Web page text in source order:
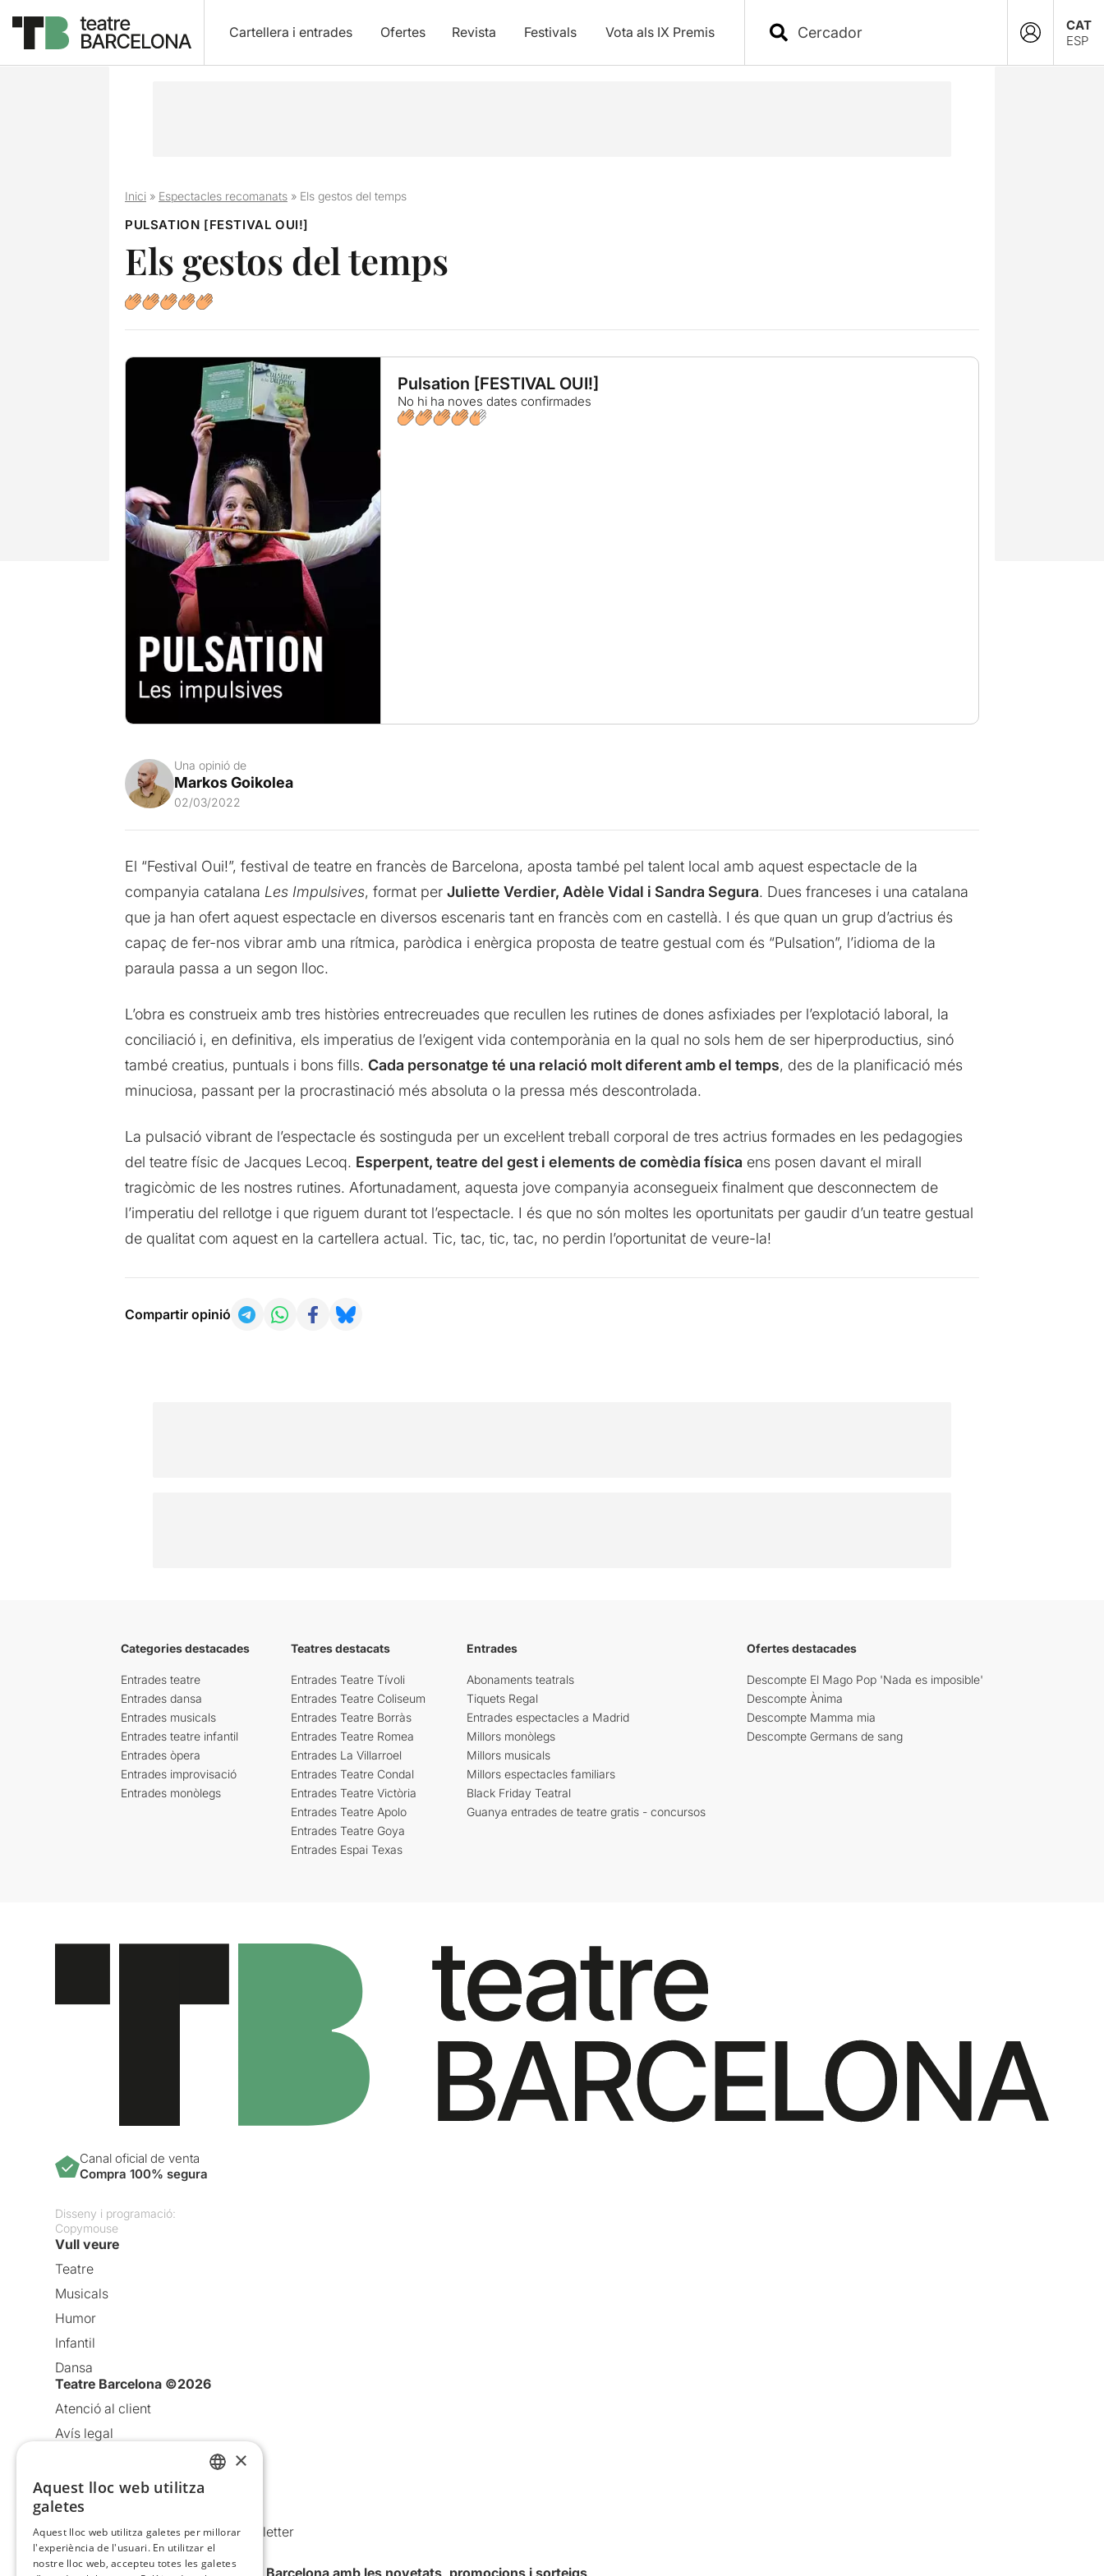
Cartellera i entrades Ofertes Revista Festivals Vota als IX Premis
CAT
ESP
Inici» Espectacles recomanats» Els gestos del temps
PULSATION [FESTIVAL OUI!]
Els gestos del temps
Pulsation [FESTIVAL OUI!]
No hi ha noves dates confirmades
Una opinió de
Markos Goikolea
02/03/2022
El “Festival Oui!”, festival de teatre en francès de Barcelona, aposta també pel talent local amb aquest espectacle de la
companyia catalana Les Impulsives, format per Juliette Verdier, Adèle Vidal i Sandra Segura. Dues franceses i una catalana
que ja han ofert aquest espectacle en diversos escenaris tant en francès com en castellà. I és que quan un grup d’actrius és
capaç de fer-nos vibrar amb una rítmica, paròdica i enèrgica proposta de teatre gestual com és “Pulsation”, l’idioma de la
paraula passa a un segon lloc.
L’obra es construeix amb tres històries entrecreuades que recullen les rutines de dones asfixiades per l’explotació laboral, la
conciliació i, en definitiva, els imperatius de l’exigent vida contemporània en la qual no sols hem de ser hiperproductius, sinó
també creatius, puntuals i bons fills. Cada personatge té una relació molt diferent amb el temps, des de la planificació més
minuciosa, passant per la procrastinació més absoluta o la pressa més descontrolada.
La pulsació vibrant de l’espectacle és sostinguda per un excel·lent treball corporal de tres actrius formades en les pedagogies
del teatre físic de Jacques Lecoq. Esperpent, teatre del gest i elements de comèdia física ens posen davant el mirall
tragicòmic de les nostres rutines. Afortunadament, aquesta jove companyia aconsegueix finalment que desconnectem de
l’imperatiu del rellotge i que riguem durant tot l’espectacle. I és que no són moltes les oportunitats per gaudir d’un teatre gestual
de qualitat com aquest en la cartellera actual. Tic, tac, tic, tac, no perdin l’oportunitat de veure-la!
Compartir opinió
Categories destacades
Entrades teatre
Entrades dansa
Entrades musicals
Entrades teatre infantil
Entrades òpera
Entrades improvisació
Entrades monòlegs
Teatres destacats
Entrades Teatre Tívoli
Entrades Teatre Coliseum
Entrades Teatre Borràs
Entrades Teatre Romea
Entrades La Villarroel
Entrades Teatre Condal
Entrades Teatre Victòria
Entrades Teatre Apolo
Entrades Teatre Goya
Entrades Espai Texas
Entrades
Abonaments teatrals
Tiquets Regal
Entrades espectacles a Madrid
Millors monòlegs
Millors musicals
Millors espectacles familiars
Black Friday Teatral
Guanya entrades de teatre gratis - concursos
Ofertes destacades
Descompte El Mago Pop 'Nada es imposible'
Descompte Ànima
Descompte Mamma mia
Descompte Germans de sang
Canal oficial de venta
Compra 100% segura
Disseny i programació:
Copymouse
Vull veure
Teatre
Musicals
Humor
Infantil
Dansa
Teatre Barcelona ©2026
Atenció al client
Avís legal
Política de cookies
Condicions d’ús
Comunicacions comercials i Newsletter
Anuncia’t
×
Aquest lloc web utilitza
galetes
Aquest lloc web utilitza galetes per millorar
l'experiència de l'usuari. En utilitzar el
nostre lloc web, accepteu totes les galetes